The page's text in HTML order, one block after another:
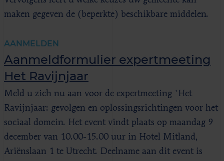
maken gegeven de (beperkte) beschikbare middelen.
AANMELDEN
Aanmeldformulier expertmeeting
Het Ravijnjaar
Meld u zich nu aan voor de expertmeeting 'Het
Ravijnjaar: gevolgen en oplossingsrichtingen voor het
sociaal domein. Het event vindt plaats op maandag 9
december van 10.00-15.00 uur in Hotel Mitland,
Ariënslaan 1 te Utrecht. Deelname aan dit event is